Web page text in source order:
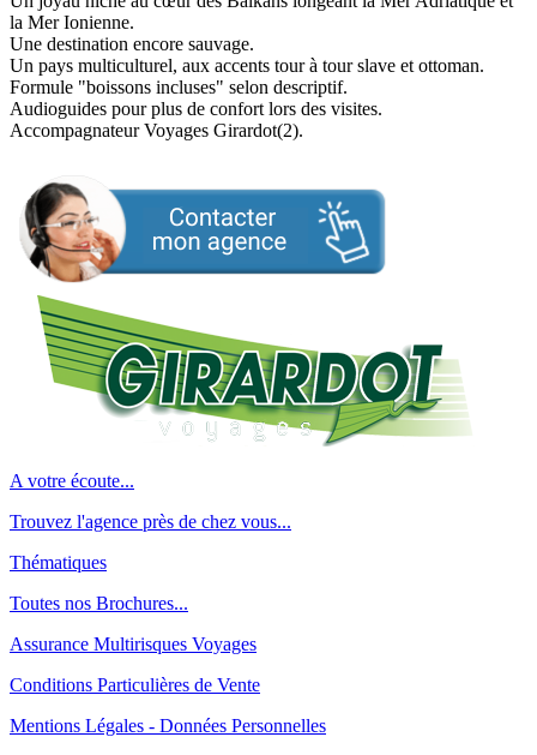
la Mer Ionienne.
Une destination encore sauvage.
Un pays multiculturel, aux accents tour à tour slave et ottoman.
Formule "boissons incluses" selon descriptif.
Audioguides pour plus de confort lors des visites.
Accompagnateur Voyages Girardot(2).
A votre écoute...
Trouvez l'agence près de chez vous...
Thématiques
Toutes nos Brochures...
Assurance Multirisques Voyages
Conditions Particulières de Vente
Mentions Légales - Données Personnelles